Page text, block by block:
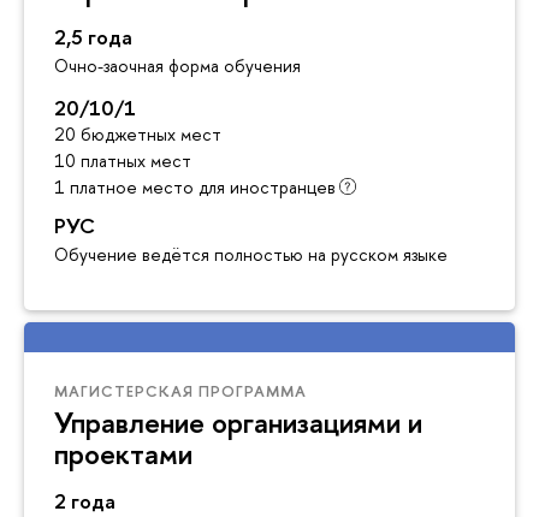
2,5 года
Очно-заочная форма обучения
20/10/1
20 бюджетных мест
10 платных мест
1 платное место для иностранцев
РУС
Обучение ведётся полностью на русском языке
МАГИСТЕРСКАЯ ПРОГРАММА
Управление организациями и
проектами
2 года